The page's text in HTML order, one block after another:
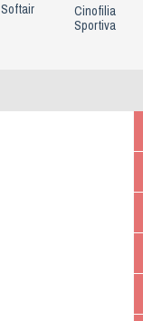
Softair
Cinofilia
Sportiva